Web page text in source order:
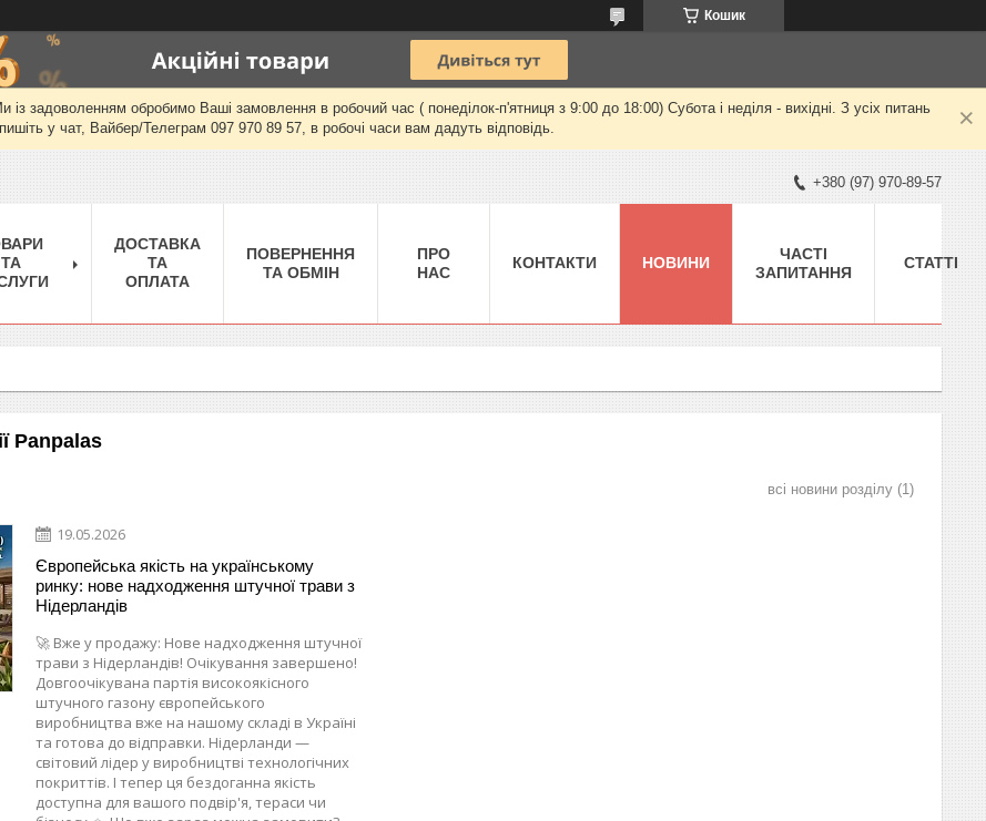
Кошик
задоволенням обробимо Ваші замовлення в робочий час ( понеділок-п'ятниця з 9:00 до 18:00) Субота і неділя - вихідні. З усіх питань
пишіть у чат, Вайбер/Телеграм 097 970 89 57, в робочі часи вам дадуть відповідь.
+380 (97) 970-89-57
ТА
ДОСТАВКА
ТА
ОПЛАТА
ПОВЕРНЕННЯ
ТА ОБМІН
ПРО
НАС
КОНТАКТИ НОВИНИ
ЧАСТІ
ЗАПИТАННЯ
СТАТТІ
Panpalas
19.05.2026
Європейська якість на українському
ринку: нове надходження штучної трави з
Нідерландів
🚀 Вже у продажу: Нове надходження штучної
трави з Нідерландів! Очікування завершено!
Довгоочікувана партія високоякісного
штучного газону європейського
виробництва вже на нашому складі в Україні
та готова до відправки. Нідерланди —
світовий лідер у виробництві технологічних
покриттів. І тепер ця бездоганна якість
доступна для вашого подвір'я, тераси чи
всі новини розділу 1